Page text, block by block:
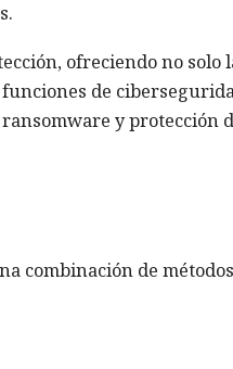
ofreciendo no solo
de
y protección
combinación de